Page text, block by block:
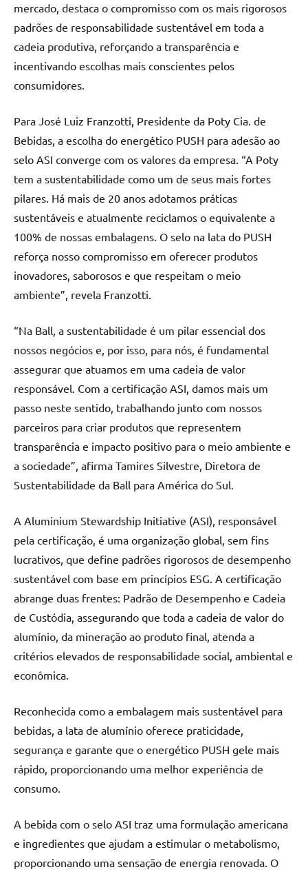
mercado, destaca o compromisso com os mais rigorosos
padrões de responsabilidade sustentável em toda a
cadeia produtiva, reforçando a transparência e
incentivando escolhas mais conscientes pelos
consumidores.
Para José Luiz Franzotti, Presidente da Poty Cia. de
Bebidas, a escolha do energético PUSH para adesão ao
selo ASI converge com os valores da empresa. “A Poty
tem a sustentabilidade como um de seus mais fortes
pilares. Há mais de 20 anos adotamos práticas
sustentáveis e atualmente reciclamos o equivalente a
100% de nossas embalagens. O selo na lata do PUSH
reforça nosso compromisso em oferecer produtos
inovadores, saborosos e que respeitam o meio
ambiente”, revela Franzotti.
“Na Ball, a sustentabilidade é um pilar essencial dos
nossos negócios e, por isso, para nós, é fundamental
assegurar que atuamos em uma cadeia de valor
responsável. Com a certificação ASI, damos mais um
passo neste sentido, trabalhando junto com nossos
parceiros para criar produtos que representem
transparência e impacto positivo para o meio ambiente e
a sociedade”, afirma Tamires Silvestre, Diretora de
Sustentabilidade da Ball para América do Sul.
A Aluminium Stewardship Initiative (ASI), responsável
pela certificação, é uma organização global, sem fins
lucrativos, que define padrões rigorosos de desempenho
sustentável com base em princípios ESG. A certificação
abrange duas frentes: Padrão de Desempenho e Cadeia
de Custódia, assegurando que toda a cadeia de valor do
alumínio, da mineração ao produto final, atenda a
critérios elevados de responsabilidade social, ambiental e
econômica.
Reconhecida como a embalagem mais sustentável para
bebidas, a lata de alumínio oferece praticidade,
segurança e garante que o energético PUSH gele mais
rápido, proporcionando uma melhor experiência de
consumo.
A bebida com o selo ASI traz uma formulação americana
e ingredientes que ajudam a estimular o metabolismo,
proporcionando uma sensação de energia renovada. O